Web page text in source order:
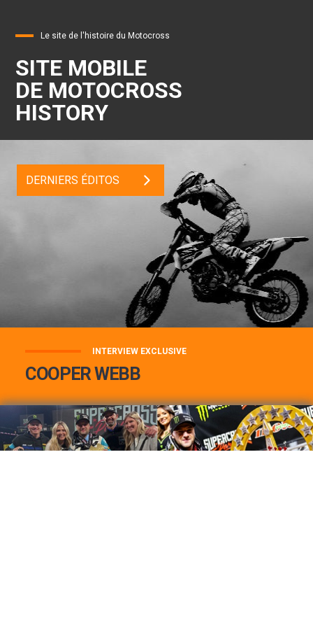
Le site de l'histoire du Motocross
SITE MOBILE
DE MOTOCROSS
HISTORY
DERNIERS ÉDITOS
INTERVIEW EXCLUSIVE
COOPER WEBB